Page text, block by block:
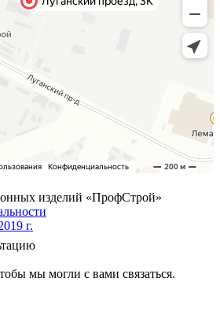
изделий «ПрофСтрой»
г.
мы могли с вами связаться.